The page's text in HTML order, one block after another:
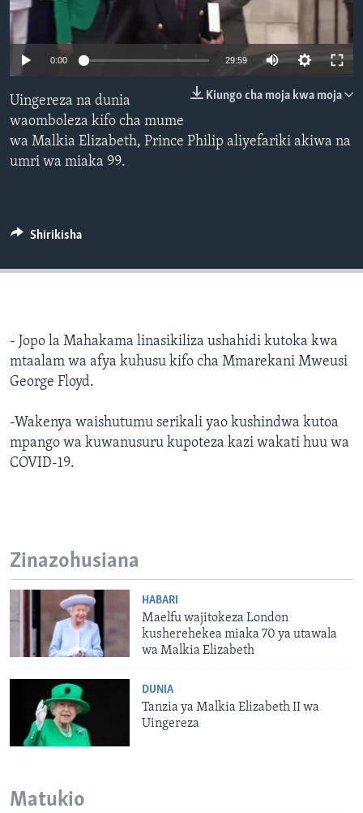
0:00 29:59
Kiungo cha moja kwa moja
Uingereza na dunia
waomboleza kifo cha mume
wa Malkia Elizabeth, Prince Philip aliyefariki akiwa na
umri wa miaka 99.
Shirikisha
- Jopo la Mahakama linasikiliza ushahidi kutoka kwa
mtaalam wa afya kuhusu kifo cha Mmarekani Mweusi
George Floyd.
-Wakenya waishutumu serikali yao kushindwa kutoa
mpango wa kuwanusuru kupoteza kazi wakati huu wa
COVID-19.
Zinazohusiana
HABARI
Maelfu wajitokeza London
kusherehekea miaka 70 ya utawala
wa Malkia Elizabeth
DUNIA
Tanzia ya Malkia Elizabeth II wa
Uingereza
Matukio